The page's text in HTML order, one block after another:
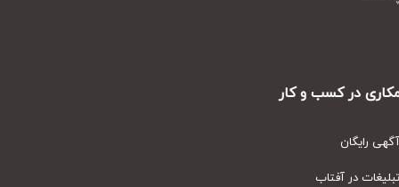
در کسب و کار
رایگان
در آفتاب